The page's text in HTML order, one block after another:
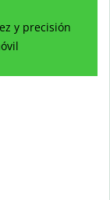
y precisión